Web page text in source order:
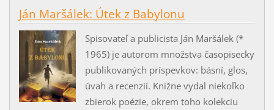
Ján Maršálek: Útek z Babylonu
Spisovateľ a publicista Ján Maršálek (*
1965) je autorom množstva časopisecky
publikovaných príspevkov: básní, glos,
úvah a recenzií. Knižne vydal niekoľko
zbierok poézie, okrem toho kolekciu